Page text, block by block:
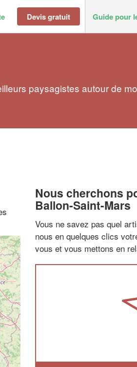
Devis gratuit Guide pour
paysagistes autour de
Nous cherchons
Ballon-Saint-Mars
Vous ne savez pas quel
nous en quelques clics
vous et vous mettons en